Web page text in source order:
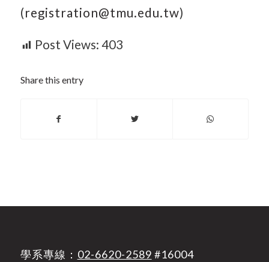
(registration@tmu.edu.tw)
Post Views: 403
Share this entry
學系專線： 02-6620-2589 #16004